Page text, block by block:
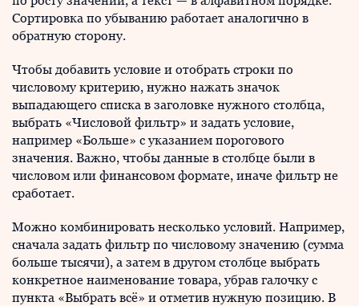
Сортировка по убыванию работает аналогично в
обратную сторону.
Чтобы добавить условие и отобрать строки по
числовому критерию, нужно нажать значок
выпадающего списка в заголовке нужного столбца,
выбрать «Числовой фильтр» и задать условие,
например «Больше» с указанием порогового
значения. Важно, чтобы данные в столбце были в
числовом или финансовом формате, иначе фильтр не
сработает.
Можно комбинировать несколько условий. Например,
сначала задать фильтр по числовому значению (сумма
больше тысячи), а затем в другом столбце выбрать
конкретное наименование товара, убрав галочку с
пункта «Выбрать всё» и отметив нужную позицию. В